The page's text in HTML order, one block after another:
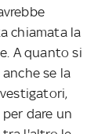
chiamata la
A quanto si
se la
dare un